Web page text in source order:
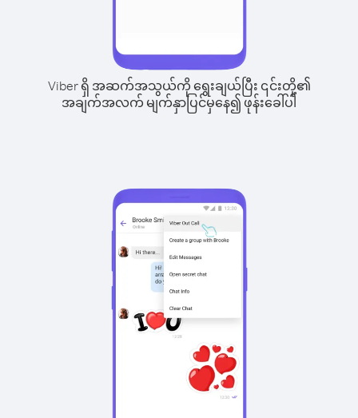
Viber ရှိ အဆက်အသွယ်ကို ရွေးချယ်ပြီး ၎င်းတို့၏
အချက်အလက် မျက်နှာပြင်မှနေ၍ ဖုန်းခေါ်ပါ